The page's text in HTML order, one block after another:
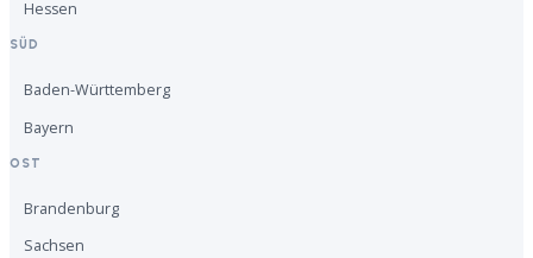
Hessen
SÜD
Baden-Württemberg
Bayern
OST
Brandenburg
Sachsen